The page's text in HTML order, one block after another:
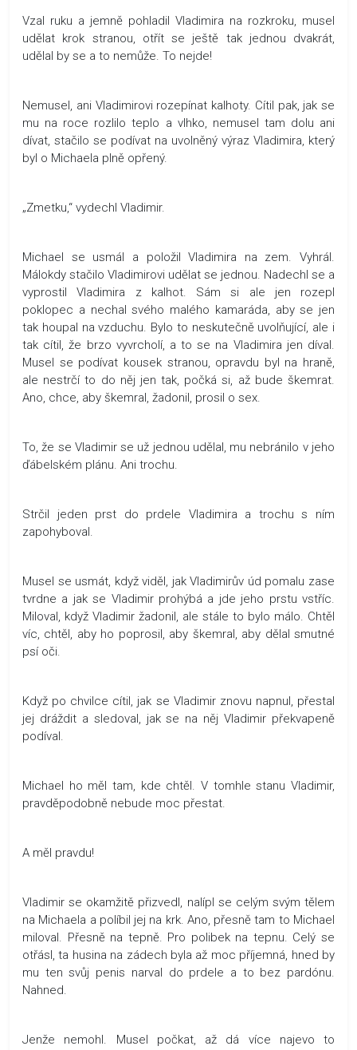
Vzal ruku a jemně pohladil Vladimira na rozkroku, musel
udělat krok stranou, otřít se ještě tak jednou dvakrát,
udělal by se a to nemůže. To nejde!
Nemusel, ani Vladimirovi rozepínat kalhoty. Cítil pak, jak se
mu na roce rozlilo teplo a vlhko, nemusel tam dolu ani
dívat, stačilo se podívat na uvolněný výraz Vladimira, který
byl o Michaela plně opřený.
„Zmetku,“ vydechl Vladimir.
Michael se usmál a položil Vladimira na zem. Vyhrál.
Málokdy stačilo Vladimirovi udělat se jednou. Nadechl se a
vyprostil Vladimira z kalhot. Sám si ale jen rozepl
poklopec a nechal svého malého kamaráda, aby se jen
tak houpal na vzduchu. Bylo to neskutečně uvolňující, ale i
tak cítil, že brzo vyvrcholí, a to se na Vladimira jen díval.
Musel se podívat kousek stranou, opravdu byl na hraně,
ale nestrčí to do něj jen tak, počká si, až bude škemrat.
Ano, chce, aby škemral, žadonil, prosil o sex.
To, že se Vladimir se už jednou udělal, mu nebránilo v jeho
ďábelském plánu. Ani trochu.
Strčil jeden prst do prdele Vladimira a trochu s ním
zapohyboval.
Musel se usmát, když viděl, jak Vladimirův úd pomalu zase
tvrdne a jak se Vladimir prohýbá a jde jeho prstu vstříc.
Miloval, když Vladimir žadonil, ale stále to bylo málo. Chtěl
víc, chtěl, aby ho poprosil, aby škemral, aby dělal smutné
psí oči.
Když po chvilce cítil, jak se Vladimir znovu napnul, přestal
jej dráždit a sledoval, jak se na něj Vladimir překvapeně
podíval.
Michael ho měl tam, kde chtěl. V tomhle stanu Vladimir,
pravděpodobně nebude moc přestat.
A měl pravdu!
Vladimir se okamžitě přizvedl, nalípl se celým svým tělem
na Michaela a políbil jej na krk. Ano, přesně tam to Michael
miloval. Přesně na tepně. Pro polibek na tepnu. Celý se
otřásl, ta husina na zádech byla až moc příjemná, hned by
mu ten svůj penis narval do prdele a to bez pardónu.
Nahned.
Jenže nemohl. Musel počkat, až dá více najevo to